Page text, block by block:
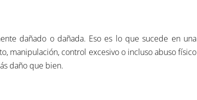
dañado o dañada. Eso es lo que sucede en una
manipulación, control excesivo o incluso abuso físico
daño que bien.